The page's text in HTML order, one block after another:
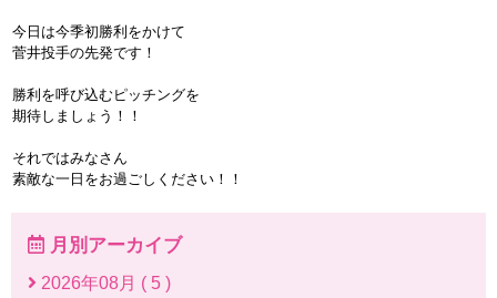
今日は今季初勝利をかけて
菅井投手の先発です！
勝利を呼び込むピッチングを
期待しましょう！！
それではみなさん
素敵な一日をお過ごしください！！
月別アーカイブ
2026年08月 ( 5 )